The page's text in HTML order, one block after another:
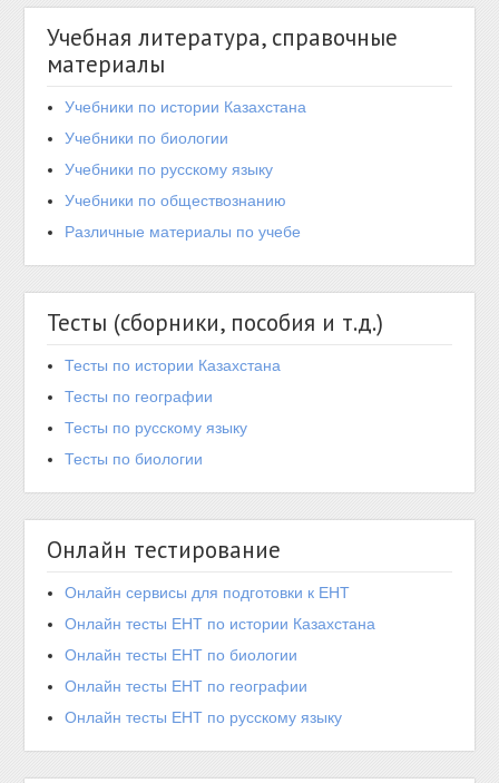
Учебная литература, справочные
материалы
Учебники по истории Казахстана
Учебники по биологии
Учебники по русскому языку
Учебники по обществознанию
Различные материалы по учебе
Тесты (сборники, пособия и т.д.)
Тесты по истории Казахстана
Тесты по географии
Тесты по русскому языку
Тесты по биологии
Онлайн тестирование
Онлайн сервисы для подготовки к ЕНТ
Онлайн тесты ЕНТ по истории Казахстана
Онлайн тесты ЕНТ по биологии
Онлайн тесты ЕНТ по географии
Онлайн тесты ЕНТ по русскому языку